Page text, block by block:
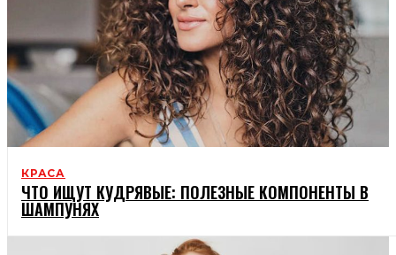
КРАСА
ЧТО ИЩУТ КУДРЯВЫЕ: ПОЛЕЗНЫЕ КОМПОНЕНТЫ В
ШАМПУНЯХ